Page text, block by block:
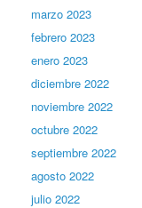
marzo 2023
febrero 2023
enero 2023
diciembre 2022
noviembre 2022
octubre 2022
septiembre 2022
agosto 2022
julio 2022